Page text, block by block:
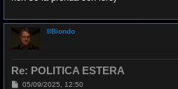
IlBiondo
Re: POLITICA ESTERA
M05/09/2025, 12:50